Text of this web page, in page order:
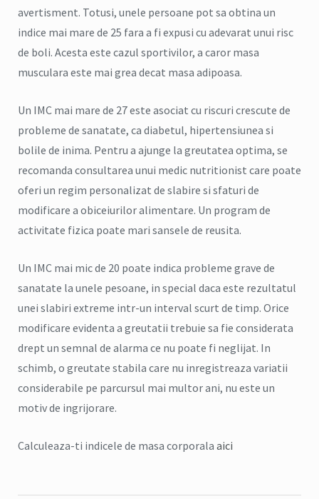
avertisment. Totusi, unele persoane pot sa obtina un
indice mai mare de 25 fara a fi expusi cu adevarat unui risc
de boli. Acesta este cazul sportivilor, a caror masa
musculara este mai grea decat masa adipoasa.
Un IMC mai mare de 27 este asociat cu riscuri crescute de
probleme de sanatate, ca diabetul, hipertensiunea si
bolile de inima. Pentru a ajunge la greutatea optima, se
recomanda consultarea unui medic nutritionist care poate
oferi un regim personalizat de slabire si sfaturi de
modificare a obiceiurilor alimentare. Un program de
activitate fizica poate mari sansele de reusita.
Un IMC mai mic de 20 poate indica probleme grave de
sanatate la unele pesoane, in special daca este rezultatul
unei slabiri extreme intr-un interval scurt de timp. Orice
modificare evidenta a greutatii trebuie sa fie considerata
drept un semnal de alarma ce nu poate fi neglijat. In
schimb, o greutate stabila care nu inregistreaza variatii
considerabile pe parcursul mai multor ani, nu este un
motiv de ingrijorare.
Calculeaza-ti indicele de masa corporala aici